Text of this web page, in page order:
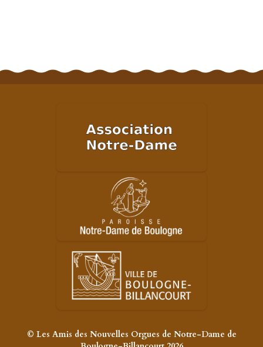
© Les Amis des Nouvelles Orgues de Notre-Dame de